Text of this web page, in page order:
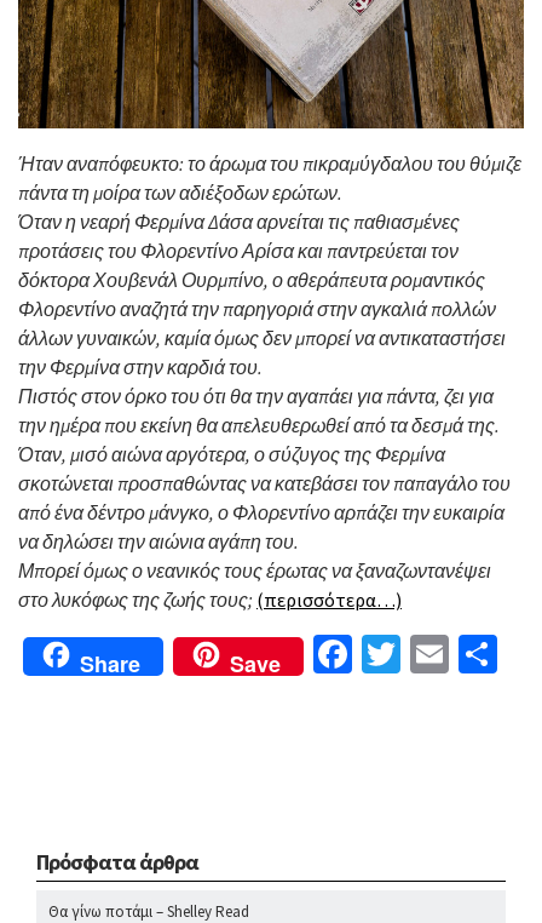
Ήταν αναπόφευκτο: το άρωμα του πικραμύγδαλου του θύμιζε
πάντα τη μοίρα των αδιέξοδων ερώτων.
Όταν η νεαρή Φερμίνα Δάσα αρνείται τις παθιασμένες
προτάσεις του Φλορεντίνο Αρίσα και παντρεύεται τον
δόκτορα Χουβενάλ Ουρμπίνο, ο αθεράπευτα ρομαντικός
Φλορεντίνο αναζητά την παρηγοριά στην αγκαλιά πολλών
άλλων γυναικών, καμία όμως δεν μπορεί να αντικαταστήσει
την Φερμίνα στην καρδιά του.
Πιστός στον όρκο του ότι θα την αγαπάει για πάντα, ζει για
την ημέρα που εκείνη θα απελευθερωθεί από τα δεσμά της.
Όταν, μισό αιώνα αργότερα, ο σύζυγος της Φερμίνα
σκοτώνεται προσπαθώντας να κατεβάσει τον παπαγάλο του
από ένα δέντρο μάνγκο, ο Φλορεντίνο αρπάζει την ευκαιρία
να δηλώσει την αιώνια αγάπη του.
Μπορεί όμως ο νεανικός τους έρωτας να ξαναζωντανέψει
στο λυκόφως της ζωής τους; (περισσότερα…)
Share Save Facebook
Twitter
Email
Πρόσφατα άρθρα
Θα γίνω ποτάμι – Shelley Read